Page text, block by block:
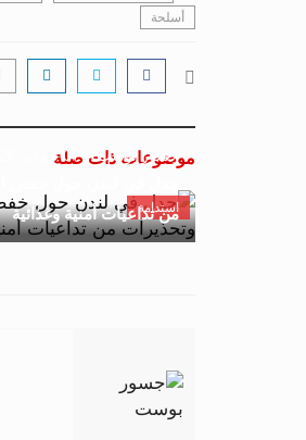
أسلحة
موضوعات ذات صلة
استدامة
جسور بوست 07 فبراير 2026 - 14:31
من تداعيات أمنية وغذائية